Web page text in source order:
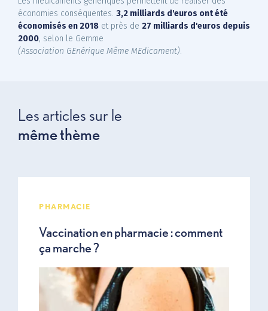
économies conséquentes. 3,2 milliards d'euros ont été
économisés en 2018 et près de 27 milliards d'euros depuis
2000, selon le Gemme
(Association GEnérique Même MEdicament).
Les articles sur le
même thème
PHARMACIE
Vaccination en pharmacie : comment
ça marche ?